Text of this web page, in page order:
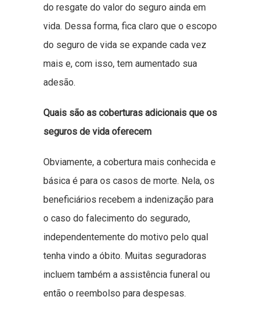
do resgate do valor do seguro ainda em
vida. Dessa forma, fica claro que o escopo
do seguro de vida se expande cada vez
mais e, com isso, tem aumentado sua
adesão.
Quais são as coberturas adicionais que os
seguros de vida oferecem
Obviamente, a cobertura mais conhecida e
básica é para os casos de morte. Nela, os
beneficiários recebem a indenização para
o caso do falecimento do segurado,
independentemente do motivo pelo qual
tenha vindo a óbito. Muitas seguradoras
incluem também a assistência funeral ou
então o reembolso para despesas.